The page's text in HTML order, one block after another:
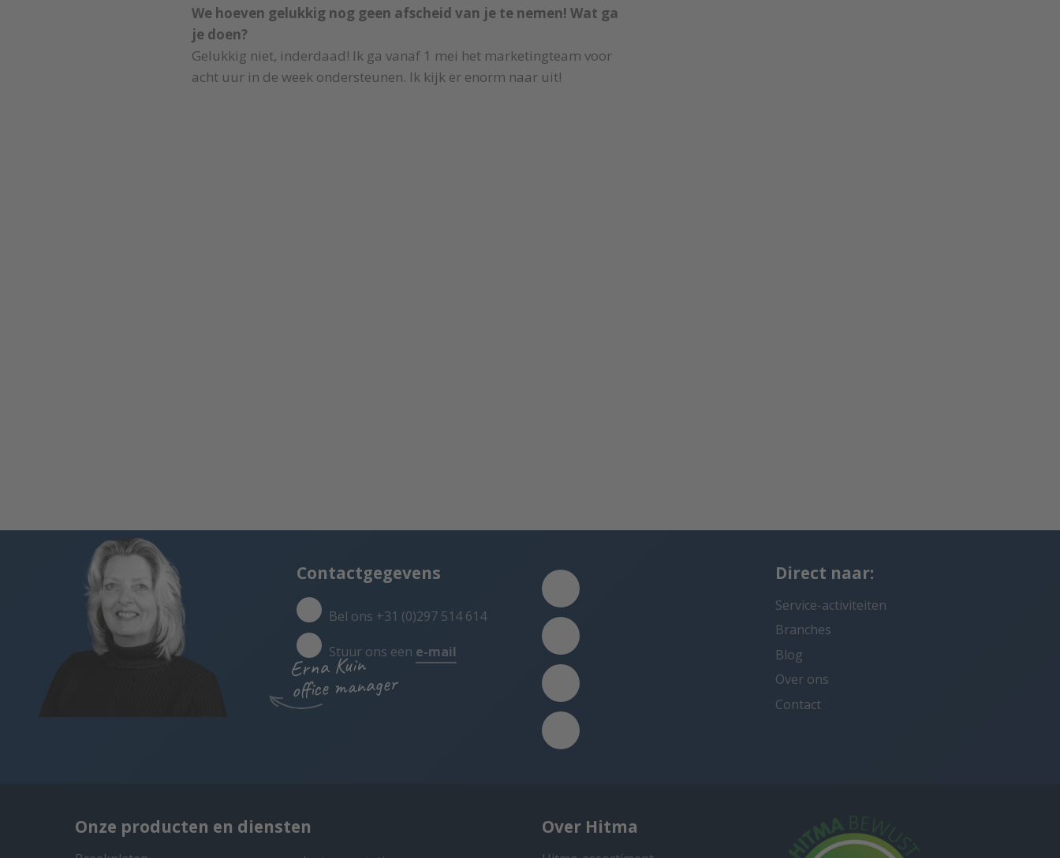
We hoeven gelukkig nog geen afscheid van je te nemen! Wat ga
je doen?
Gelukkig niet, inderdaad! Ik ga vanaf 1 mei het marketingteam voor
acht uur in de week ondersteunen. Ik kijk er enorm naar uit!
Erna Kuin
office manager
Contactgegevens
Bel ons +31 (0)297 514 614
Stuur ons een e-mail
Direct naar:
Service-activiteiten
Branches
Blog
Over ons
Contact
Onze producten en diensten Over Hitma